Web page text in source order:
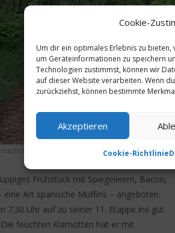
Cookie-
Um dir ein optimales Erlebnis zu
um Geräteinformationen zu speichern
Technologien zustimmst, können wir
auf dieser Website verarbeiten. Wenn
zurückziehst, können bestimmte
Akzeptieren
Cookie-Richtlinie
noch Spaß.
Frühstück mit Spiegeleiern, Bacon,
Art spanische Muffins – angeboten.
Uhr auf zu seiner 11. Etappe ins gut
Die feuchten Klamotten hat er mit